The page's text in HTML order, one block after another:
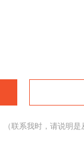
（联系我时，请说明是